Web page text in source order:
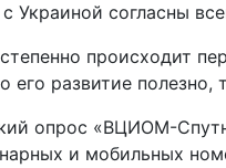
Украиной согласны
происходит
его развитие
опрос «ВЦИОМ-
и мобильных